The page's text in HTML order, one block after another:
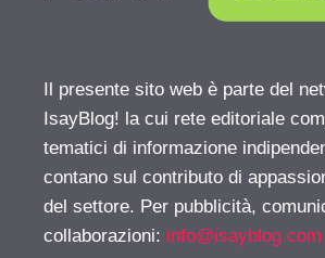
Il presente sito web è parte del
IsayBlog! la cui rete editoriale
tematici di informazione
contano sul contributo di
del settore. Per pubblicità,
collaborazioni: info@isayblog.com